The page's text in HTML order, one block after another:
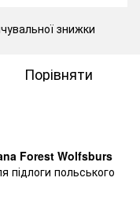
знижки
Порівняти
Forest Wolfsburs
підлоги польського